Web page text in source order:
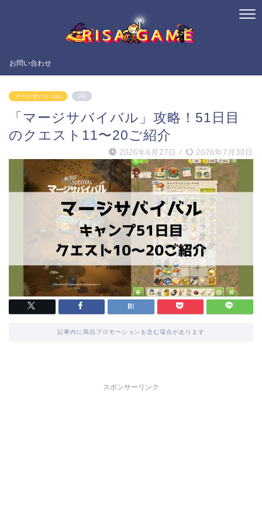
お問い合わせ
マージサバイバル PR
「マージサバイバル」攻略！51日目
のクエスト11〜20ご紹介
2026年6月27日 / 2026年7月30日
記事内に商品プロモーションを含む場合があります
スポンサーリンク